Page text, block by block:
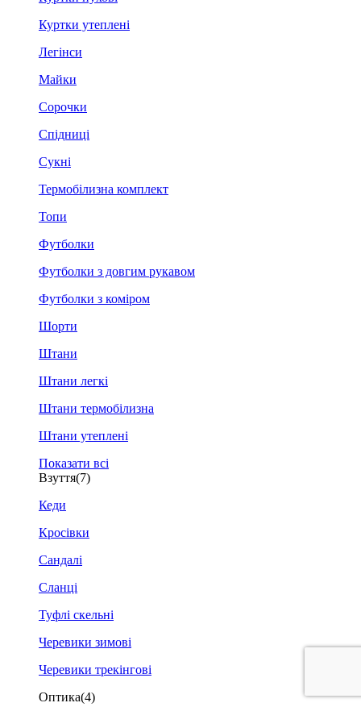
Куртки утеплені
Легінси
Майки
Сорочки
Спідниці
Сукні
Термобілизна комплект
Топи
Футболки
Футболки з довгим рукавом
Футболки з коміром
Шорти
Штани
Штани легкі
Штани термобілизна
Штани утеплені
Показати всі
Взуття(7)
Кеди
Кросівки
Сандалі
Сланці
Туфлі скельні
Черевики зимові
Черевики трекінгові
Оптика(4)